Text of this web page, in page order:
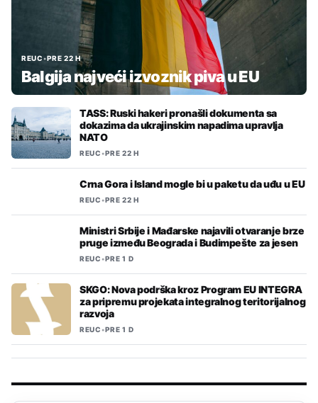
REUC•PRE 22 H
Balgija najveći izvoznik piva u EU
TASS: Ruski hakeri pronašli dokumenta sa
dokazima da ukrajinskim napadima upravlja
NATO
REUC•PRE 22 H
Crna Gora i Island mogle bi u paketu da uđu u EU
REUC•PRE 22 H
Ministri Srbije i Mađarske najavili otvaranje brze
pruge između Beograda i Budimpešte za jesen
REUC•PRE 1 D
SKGO: Nova podrška kroz Program EU INTEGRA
za pripremu projekata integralnog teritorijalnog
razvoja
REUC•PRE 1 D